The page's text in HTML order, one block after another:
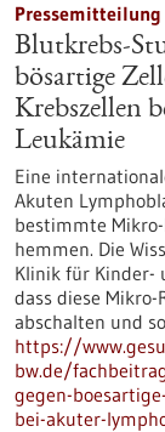
Pressemitteilung
Blutkrebs-
bösartige
Krebszellen
Leukämie
Eine
Akuten
bestimmte
hemmen. Die
Klinik für Kinder-
dass diese
abschalten und
https://
bw.de/
gegen-
bei-akuter-